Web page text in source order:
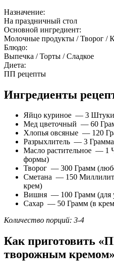
Назначение:
На праздничный стол
Основной ингредиент:
Молочные продукты / Творог /
Блюдо:
Выпечка / Торты / Сладкое
Диета:
ПП рецепты
Ингредиенты
Яйцо куриное — 3 Штуки
Мед цветочный — 60
Хлопья овсяные — 120
Разрыхлитель — 3 Грамма
Масло растительное — 1
формы)
Творог — 300 Грамм
Сметана — 150
крем)
Вишня — 100 Грамм (для
Сахар — 50 Грамм (в
Количество порций: 3-4
Как приготовить
творожным кремом»